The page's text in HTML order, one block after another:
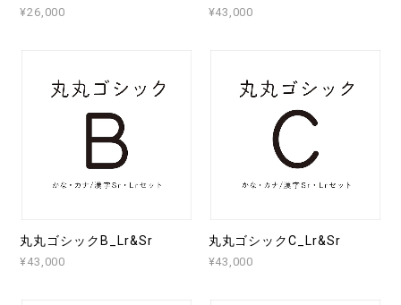
¥26,000 ¥43,000
丸丸ゴシックB_Lr&Sr
¥43,000
丸丸ゴシックC_Lr&Sr
¥43,000